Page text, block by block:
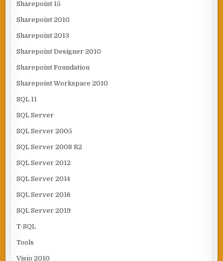
Sharepoint 15
Sharepoint 2010
Sharepoint 2013
Sharepoint Designer 2010
Sharepoint Foundation
Sharepoint Workspace 2010
SQL 11
SQL Server
SQL Server 2005
SQL Server 2008 R2
SQL Server 2012
SQL Server 2014
SQL Server 2016
SQL Server 2019
T-SQL
Tools
Visio 2010